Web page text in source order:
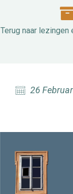
Terug naar lezingen
26